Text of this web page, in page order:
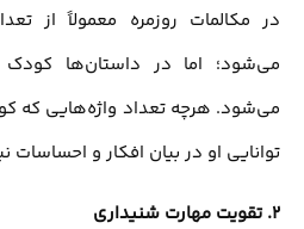
در مکالمات روزمره معمولاً از
می‌شود؛ اما در داستان‌ها کودک
می‌شود. هرچه تعداد واژه‌هایی که
توانایی او در بیان افکار و احساسات
2. تقویت مهارت شنیداری